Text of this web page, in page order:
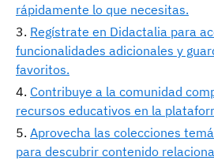
rápidamente lo que necesitas.
Regístrate en Didactalia para
funcionalidades adicionales y
favoritos.
Contribuye a la comunidad
recursos educativos en la
Aprovecha las colecciones
para descubrir contenido